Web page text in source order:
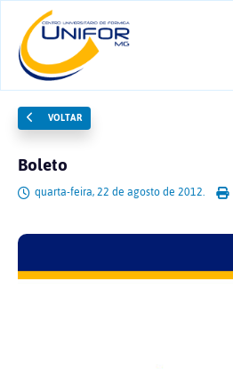
VOLTAR
Boleto
quarta-feira, 22 de agosto de 2012.